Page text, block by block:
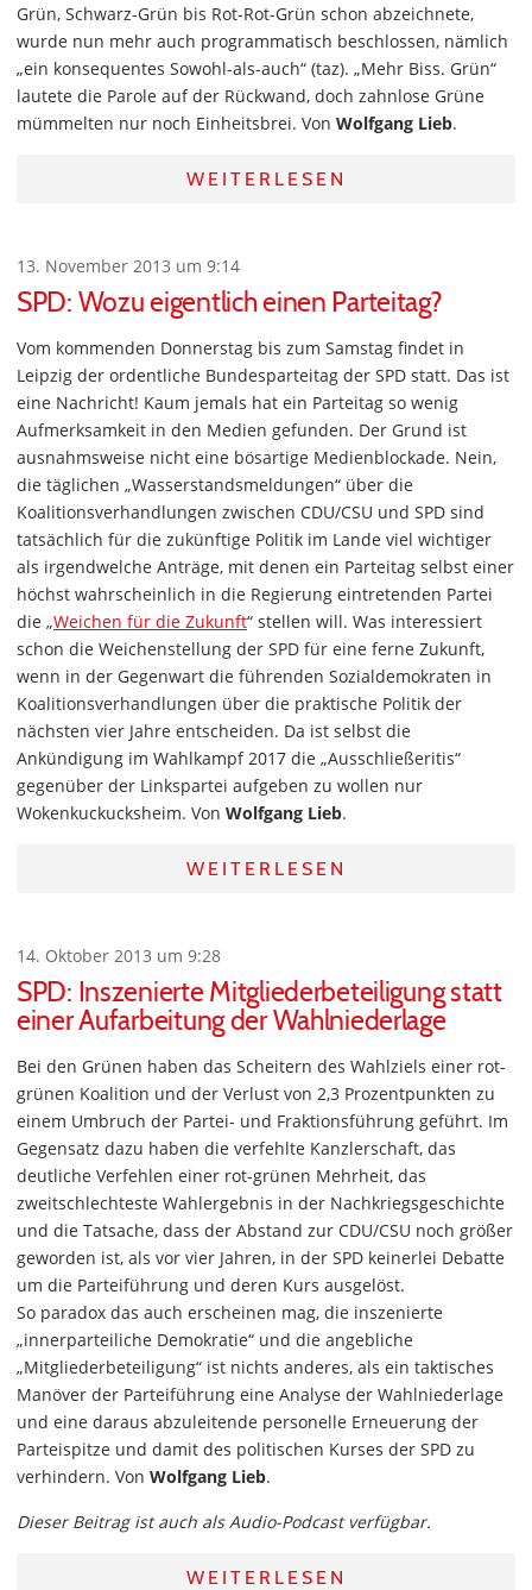
Grün, Schwarz-Grün bis Rot-Rot-Grün schon abzeichnete,
wurde nun mehr auch programmatisch beschlossen, nämlich
„ein konsequentes Sowohl-als-auch“ (taz). „Mehr Biss. Grün“
lautete die Parole auf der Rückwand, doch zahnlose Grüne
mümmelten nur noch Einheitsbrei. Von Wolfgang Lieb.
WEITERLESEN
13. November 2013 um 9:14
SPD: Wozu eigentlich einen Parteitag?
Vom kommenden Donnerstag bis zum Samstag findet in
Leipzig der ordentliche Bundesparteitag der SPD statt. Das ist
eine Nachricht! Kaum jemals hat ein Parteitag so wenig
Aufmerksamkeit in den Medien gefunden. Der Grund ist
ausnahmsweise nicht eine bösartige Medienblockade. Nein,
die täglichen „Wasserstandsmeldungen“ über die
Koalitionsverhandlungen zwischen CDU/CSU und SPD sind
tatsächlich für die zukünftige Politik im Lande viel wichtiger
als irgendwelche Anträge, mit denen ein Parteitag selbst einer
höchst wahrscheinlich in die Regierung eintretenden Partei
die „Weichen für die Zukunft“ stellen will. Was interessiert
schon die Weichenstellung der SPD für eine ferne Zukunft,
wenn in der Gegenwart die führenden Sozialdemokraten in
Koalitionsverhandlungen über die praktische Politik der
nächsten vier Jahre entscheiden. Da ist selbst die
Ankündigung im Wahlkampf 2017 die „Ausschließeritis“
gegenüber der Linkspartei aufgeben zu wollen nur
Wokenkuckucksheim. Von Wolfgang Lieb.
WEITERLESEN
14. Oktober 2013 um 9:28
SPD: Inszenierte Mitgliederbeteiligung statt
einer Aufarbeitung der Wahlniederlage
Bei den Grünen haben das Scheitern des Wahlziels einer rot-
grünen Koalition und der Verlust von 2,3 Prozentpunkten zu
einem Umbruch der Partei- und Fraktionsführung geführt. Im
Gegensatz dazu haben die verfehlte Kanzlerschaft, das
deutliche Verfehlen einer rot-grünen Mehrheit, das
zweitschlechteste Wahlergebnis in der Nachkriegsgeschichte
und die Tatsache, dass der Abstand zur CDU/CSU noch größer
geworden ist, als vor vier Jahren, in der SPD keinerlei Debatte
um die Parteiführung und deren Kurs ausgelöst.
So paradox das auch erscheinen mag, die inszenierte
„innerparteiliche Demokratie“ und die angebliche
„Mitgliederbeteiligung“ ist nichts anderes, als ein taktisches
Manöver der Parteiführung eine Analyse der Wahlniederlage
und eine daraus abzuleitende personelle Erneuerung der
Parteispitze und damit des politischen Kurses der SPD zu
verhindern. Von Wolfgang Lieb.
Dieser Beitrag ist auch als Audio-Podcast verfügbar.
WEITERLESEN